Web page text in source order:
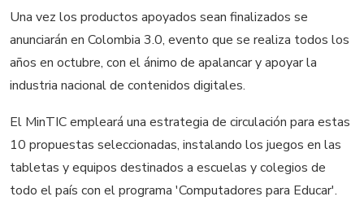
Una vez los productos apoyados sean finalizados se
anunciarán en Colombia 3.0, evento que se realiza todos los
años en octubre, con el ánimo de apalancar y apoyar la
industria nacional de contenidos digitales.
El MinTIC empleará una estrategia de circulación para estas
10 propuestas seleccionadas, instalando los juegos en las
tabletas y equipos destinados a escuelas y colegios de
todo el país con el programa 'Computadores para Educar'.